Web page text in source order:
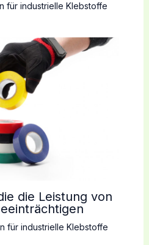
für industrielle Klebstoffe
die Leistung von
für industrielle Klebstoffe